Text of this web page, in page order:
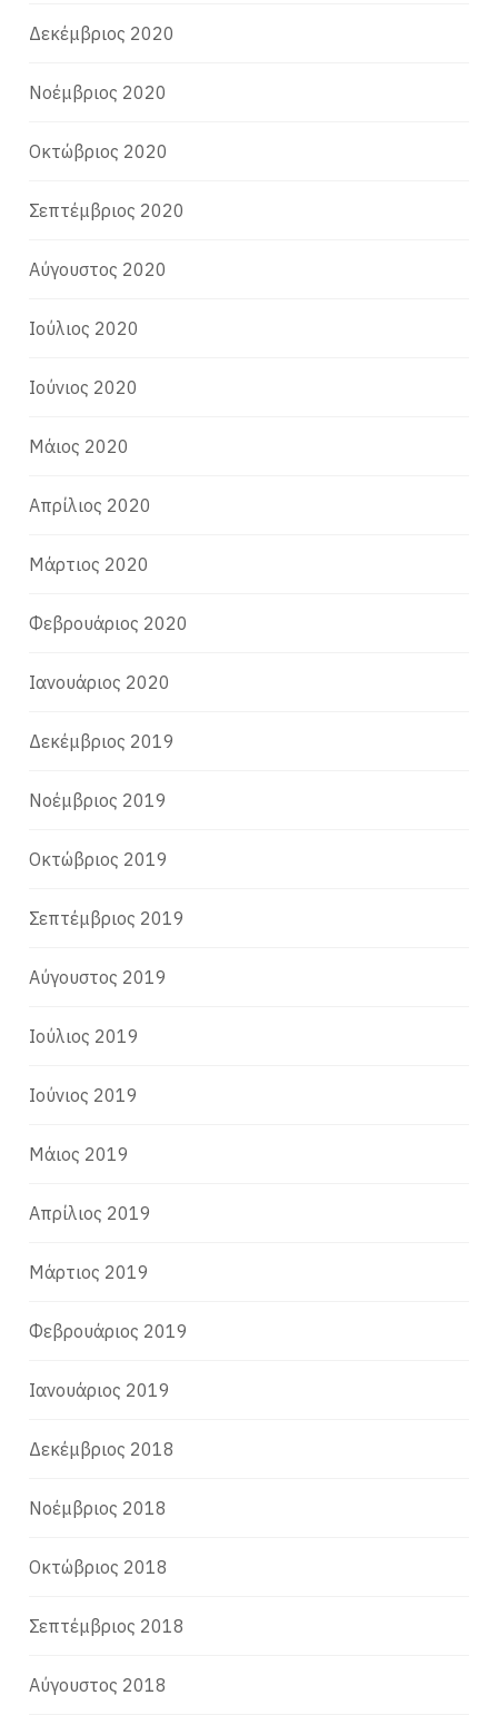
Δεκέμβριος 2020
Νοέμβριος 2020
Οκτώβριος 2020
Σεπτέμβριος 2020
Αύγουστος 2020
Ιούλιος 2020
Ιούνιος 2020
Μάιος 2020
Απρίλιος 2020
Μάρτιος 2020
Φεβρουάριος 2020
Ιανουάριος 2020
Δεκέμβριος 2019
Νοέμβριος 2019
Οκτώβριος 2019
Σεπτέμβριος 2019
Αύγουστος 2019
Ιούλιος 2019
Ιούνιος 2019
Μάιος 2019
Απρίλιος 2019
Μάρτιος 2019
Φεβρουάριος 2019
Ιανουάριος 2019
Δεκέμβριος 2018
Νοέμβριος 2018
Οκτώβριος 2018
Σεπτέμβριος 2018
Αύγουστος 2018